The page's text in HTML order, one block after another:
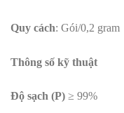
Quy cách: Gói/0,2 gram
Thông số kỹ thuật
Độ sạch (P) ≥ 99%